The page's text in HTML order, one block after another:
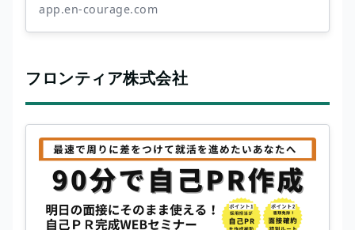
app.en-courage.com
フロンティア株式会社